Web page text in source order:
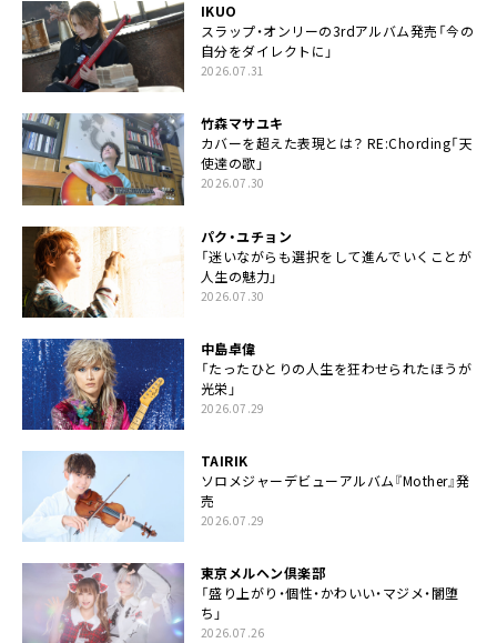
IKUO
スラップ・オンリーの3rdアルバム発売「今の
自分をダイレクトに」
2026.07.31
竹森マサユキ
カバーを超えた表現とは？ RE:Chording「天
使達の歌」
2026.07.30
パク・ユチョン
「迷いながらも選択をして進んでいくことが
人生の魅力」
2026.07.30
中島卓偉
「たったひとりの人生を狂わせられたほうが
光栄」
2026.07.29
TAIRIK
ソロメジャーデビューアルバム『Mother』発
売
2026.07.29
東京メルヘン倶楽部
「盛り上がり・個性・かわいい・マジメ・闇堕
ち」
2026.07.26